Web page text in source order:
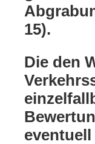
15).
Die den